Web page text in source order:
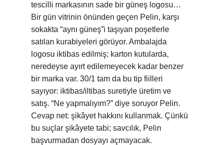
tescilli markasının sade bir güneş logosu…
Bir gün vitrinin önünden geçen Pelin, karşı
sokakta “aynı güneş”i taşıyan poşetlerle
satılan kurabiyeleri görüyor. Ambalajda
logosu iktibas edilmiş; karton kutularda,
neredeyse ayırt edilemeyecek kadar benzer
bir marka var. 30/1 tam da bu tip fiilleri
sayıyor: iktibas/iltibas suretiyle üretim ve
satış. “Ne yapmalıyım?” diye soruyor Pelin.
Cevap net: şikâyet hakkını kullanmak. Çünkü
bu suçlar şikâyete tabi; savcılık, Pelin
başvurmadan dosyayı açmayacak.